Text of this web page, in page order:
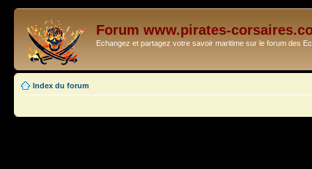
Forum www.pirates-
Echangez et partagez votre savoir maritime sur le forum des
Index du forum